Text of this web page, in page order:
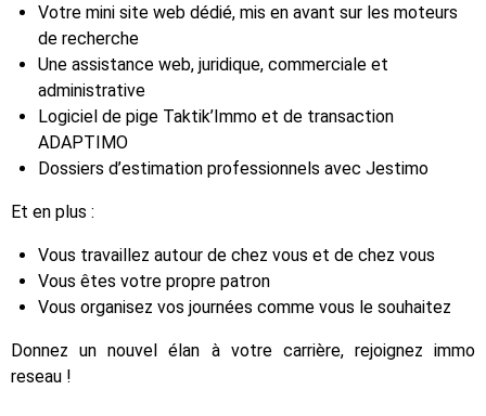
Votre mini site web dédié, mis en avant sur les moteurs
de recherche
Une assistance web, juridique, commerciale et
administrative
Logiciel de pige Taktik’Immo et de transaction
ADAPTIMO
Dossiers d’estimation professionnels avec Jestimo
Et en plus :
Vous travaillez autour de chez vous et de chez vous
Vous êtes votre propre patron
Vous organisez vos journées comme vous le souhaitez
Donnez un nouvel élan à votre carrière, rejoignez immo
reseau !